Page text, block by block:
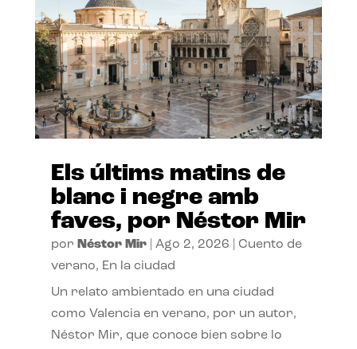
Els últims matins de
blanc i negre amb
faves, por Néstor Mir
por Néstor Mir| Ago 2, 2026
Cuento de
verano, En la ciudad
Un relato ambientado en una ciudad
como Valencia en verano, por un autor,
Néstor Mir, que conoce bien sobre lo